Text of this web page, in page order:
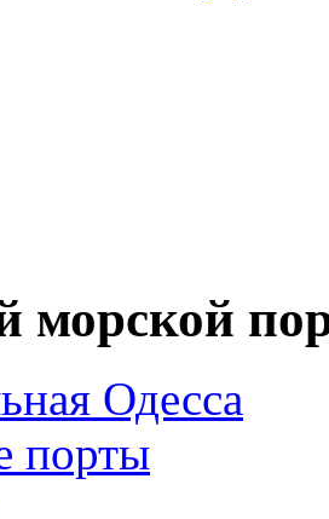
морской
Одесса
порты